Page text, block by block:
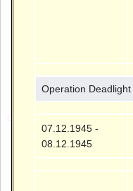
Operation Deadlight
07.12.1945 -
08.12.1945